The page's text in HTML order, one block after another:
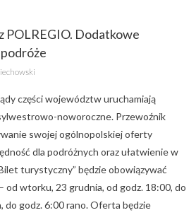
POLREGIO. Dodatkowe
części województw uruchamiają
noworoczne. Przewoźnik
swojej ogólnopolskiej oferty
dla podróżnych oraz ułatwienie w
turystyczny” będzie obowiązywać
od wtorku, 23 grudnia, od godz. 18:00, do
do godz. 6:00 rano. Oferta będzie